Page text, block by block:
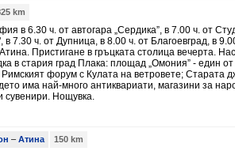
km
в 6.30 ч. от автогара „Сердика”, в 7.00 ч. от
7.30 ч. от Дупница, в 8.00 ч. от Благоевград, в
Пристигане в гръцката столица вечерта.
в стария град Плака: площад „Омония” - един
Римският форум с Кулата на ветровете; Старата
има най-много антиквариати, магазини за
сувенири. Нощувка.
– Атина 150 km